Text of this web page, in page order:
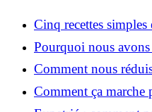
Cinq recettes
maison
Pourquoi nous
atelier et ce que cela
Comment nous
3 mois au lieu de 6?
Comment ça marche
même et nous confier